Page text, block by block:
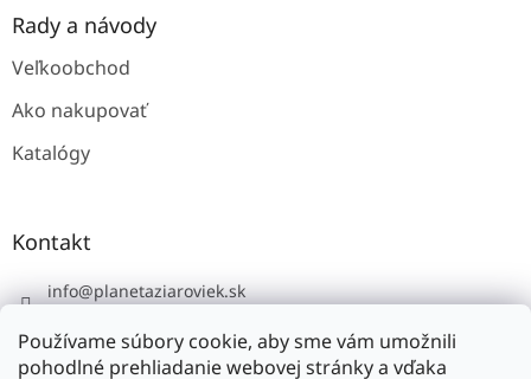
Používame súbory cookie, aby sme vám umožnili
pohodlné prehliadanie webovej stránky a vďaka
Rady a návody
Veľkoobchod
Ako nakupovať
Katalógy
Kontakt
info@planetaziaroviek.sk